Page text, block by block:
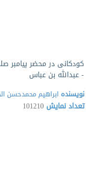
کودکانی در محضر پیامبر
- عبدالله بن عباس
نویسنده ابراهیم محمدحسن
تعداد نمایش 101210